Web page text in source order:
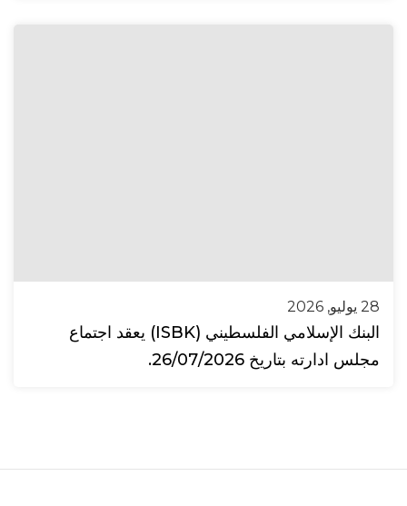
28 يوليو, 2026
البنك الإسلامي الفلسطيني (ISBK) يعقد اجتماع
مجلس ادارته بتاريخ 26/07/2026.